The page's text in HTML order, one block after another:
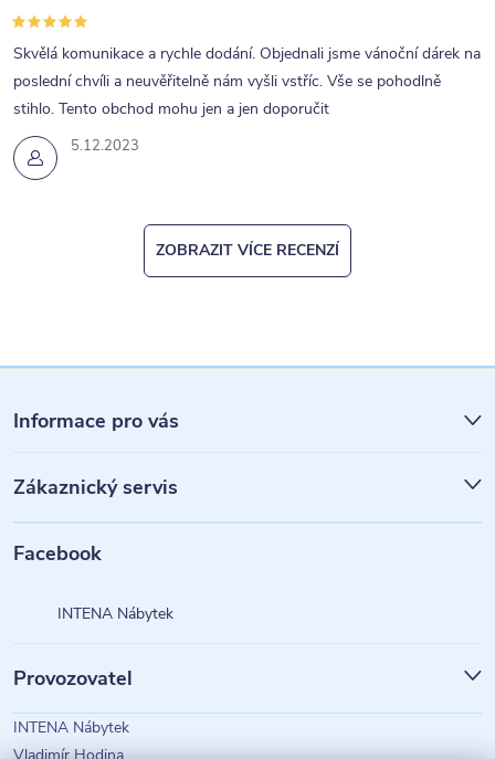
5.12.2023
Skvělá komunikace a rychle dodání. Objednali jsme vánoční dárek na
poslední chvíli a neuvěřitelně nám vyšli vstříc. Vše se pohodlně
stihlo. Tento obchod mohu jen a jen doporučit
ZOBRAZIT VÍCE RECENZÍ
á
p
a
Informace pro vás
Zákaznický servis
Facebook
INTENA Nábytek
Provozovatel
INTENA Nábytek